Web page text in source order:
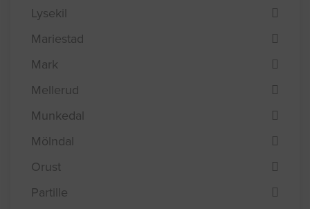
Lysekil
Mariestad
Mark
Mellerud
Munkedal
Mölndal
Orust
Partille